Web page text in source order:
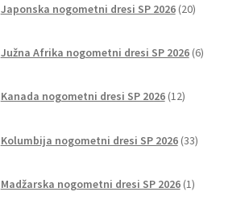
Japonska nogometni dresi SP 2026 20izdelkov
Južna Afrika nogometni dresi SP 2026 6izdelkov
Kanada nogometni dresi SP 2026 12izdelkov
Kolumbija nogometni dresi SP 2026 33izdelkov
Madžarska nogometni dresi SP 2026 1izdelek